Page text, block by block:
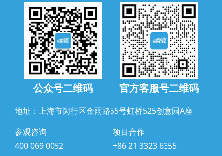
公众号二维码 官方客服号二维码
地址：上海市闵行区金雨路55号虹桥525创意园A座
参观咨询
400 069 0052
项目合作
+86 21 3323 6355